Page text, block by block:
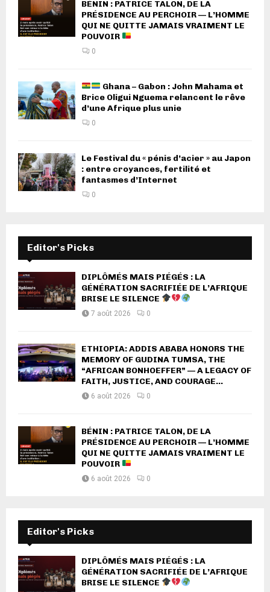
BÉNIN : PATRICE TALON, DE LA
PRÉSIDENCE AU PERCHOIR — L’HOMME
QUI NE QUITTE JAMAIS VRAIMENT LE
POUVOIR
0
Ghana – Gabon : John Mahama et
Brice Oligui Nguema relancent le rêve
d’une Afrique plus unie
0
Le Festival du « pénis d’acier » au Japon
: entre croyances, fertilité et
fantasmes d’Internet
0
Editor's Picks
DIPLÔMÉS MAIS PIÉGÉS : LA
GÉNÉRATION SACRIFIÉE DE L’AFRIQUE
BRISE LE SILENCE
7 août 2026 0
ETHIOPIA: ADDIS ABABA HONORS THE
MEMORY OF GUDINA TUMSA, THE
“AFRICAN BONHOEFFER” — A LEGACY OF
FAITH, JUSTICE, AND COURAGE...
6 août 2026 0
BÉNIN : PATRICE TALON, DE LA
PRÉSIDENCE AU PERCHOIR — L’HOMME
QUI NE QUITTE JAMAIS VRAIMENT LE
POUVOIR
6 août 2026 0
Editor's Picks
DIPLÔMÉS MAIS PIÉGÉS : LA
GÉNÉRATION SACRIFIÉE DE L’AFRIQUE
BRISE LE SILENCE